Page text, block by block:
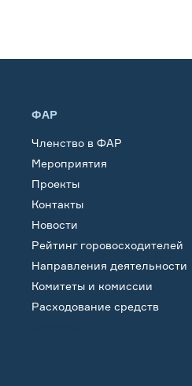
ФАР
Членство в ФАР
Мероприятия
Проекты
Контакты
Новости
Рейтинг горовосходителей
Направления деятельности
Комитеты и комиссии
Расходование средств